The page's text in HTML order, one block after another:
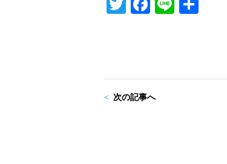
次の記事へ